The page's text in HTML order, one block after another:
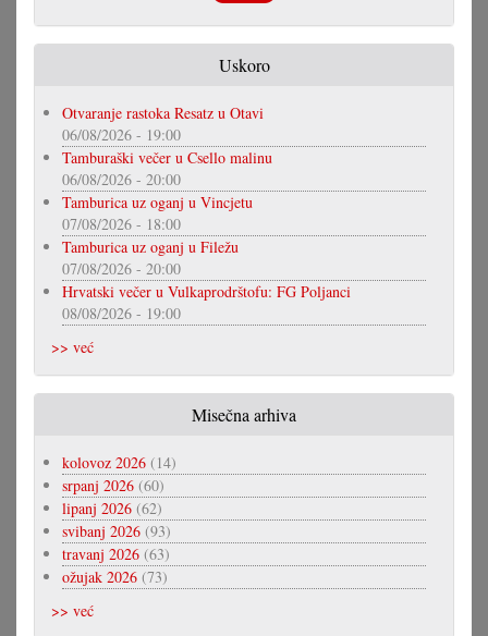
Uskoro
Otvaranje rastoka Resatz u Otavi
06/08/2026 - 19:00
Tamburaški večer u Csello malinu
06/08/2026 - 20:00
Tamburica uz oganj u Vincjetu
07/08/2026 - 18:00
Tamburica uz oganj u Filežu
07/08/2026 - 20:00
Hrvatski večer u Vulkaprodrštofu: FG Poljanci
08/08/2026 - 19:00
>> već
Misečna arhiva
kolovoz 2026 (14)
srpanj 2026 (60)
lipanj 2026 (62)
svibanj 2026 (93)
travanj 2026 (63)
ožujak 2026 (73)
>> već